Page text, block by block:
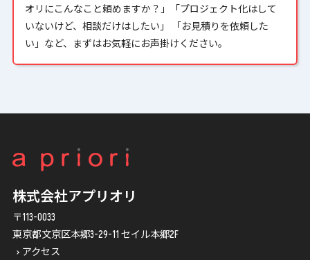
オリにこんなこと頼めますか？」「プロジェクト化はして
いないけど、相談だけはしたい」 「お見積りを依頼した
い」など、まずはお気軽にお声掛けください。
株式会社アプリオリ
〒113-0033
東京都文京区本郷3-29-11 セイル本郷2F
アクセス